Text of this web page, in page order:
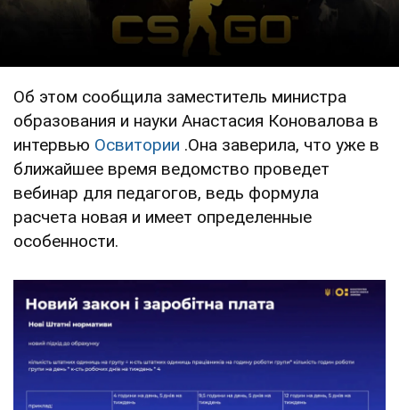
Об этом сообщила заместитель министра
образования и науки Анастасия Коновалова в
интервью Освитории .Она заверила, что уже в
ближайшее время ведомство проведет
вебинар для педагогов, ведь формула
расчета новая и имеет определенные
особенности.